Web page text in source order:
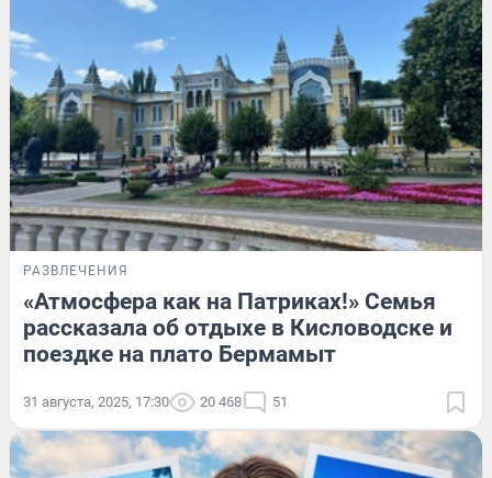
РАЗВЛЕЧЕНИЯ
«Атмосфера как на Патриках!» Семья
рассказала об отдыхе в Кисловодске и
поездке на плато Бермамыт
31 августа, 2025, 17:30 20 468 51